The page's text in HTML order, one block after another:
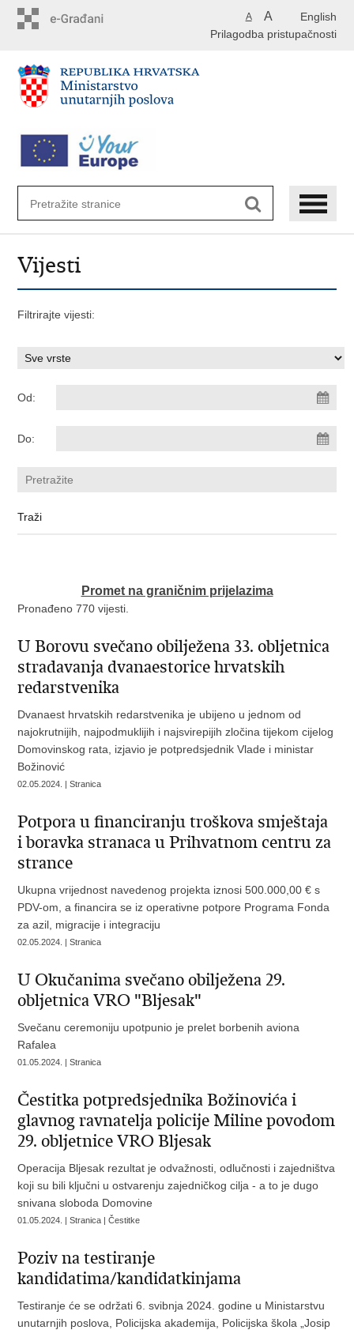
English
A A
Prilagodba pristupačnosti
Vijesti
Filtrirajte vijesti:
Od:
Do:
Promet na graničnim prijelazima
Pronađeno 770 vijesti.
U Borovu svečano obilježena 33. obljetnica
stradavanja dvanaestorice hrvatskih
redarstvenika
Dvanaest hrvatskih redarstvenika je ubijeno u jednom od
najokrutnijih, najpodmuklijih i najsvirepijih zločina tijekom cijelog
Domovinskog rata, izjavio je potpredsjednik Vlade i ministar
Božinović
02.05.2024. | Stranica
Potpora u financiranju troškova smještaja
i boravka stranaca u Prihvatnom centru za
strance
Ukupna vrijednost navedenog projekta iznosi 500.000,00 € s
PDV-om, a financira se iz operativne potpore Programa Fonda
za azil, migracije i integraciju
02.05.2024. | Stranica
U Okučanima svečano obilježena 29.
obljetnica VRO "Bljesak"
Svečanu ceremoniju upotpunio je prelet borbenih aviona
Rafalea
01.05.2024. | Stranica
Čestitka potpredsjednika Božinovića i
glavnog ravnatelja policije Miline povodom
29. obljetnice VRO Bljesak
Operacija Bljesak rezultat je odvažnosti, odlučnosti i zajedništva
koji su bili ključni u ostvarenju zajedničkog cilja - a to je dugo
snivana sloboda Domovine
01.05.2024. | Stranica | Čestitke
Poziv na testiranje
kandidatima/kandidatkinjama
Testiranje će se održati 6. svibnja 2024. godine u Ministarstvu
unutarnjih poslova, Policijska akademija, Policijska škola „Josip